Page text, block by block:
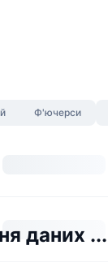
Ф'ючерси
даних ...